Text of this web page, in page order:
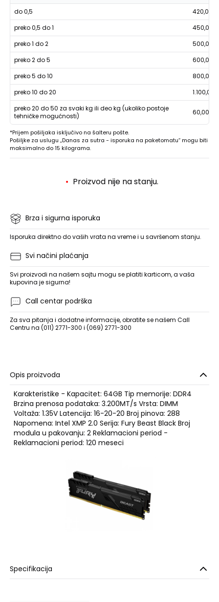
do 0,5
420,00
preko 0,5 do 1
450,00
preko 1 do 2
500,00
preko 2 do 5
600,00
preko 5 do 10
800,00
preko 10 do 20
1.100,00
preko 20 do 50 za svaki kg ili deo kg (ukoliko postoje
tehničke mogućnosti)
60,00
*Prijem pošiljaka isključivo na šalteru pošte.
Pošiljke za uslugu „Danas za sutra - isporuka na paketomatu“ mogu biti
maksimalno do 15 kilograma.
Proizvod nije na stanju.
Brza i sigurna isporuka
Isporuka direktno do vaših vrata na vreme i u savršenom stanju.
Svi načini plaćanja
Svi proizvodi na našem sajtu mogu se platiti karticom, a vaša
kupovina je sigurna!
Call centar podrška
Za sva pitanja i dodatne informacije, obratite se našem Call
Centru na (011) 2771-300 i (069) 2771-300
Opis proizvoda
Karakteristike - Kapacitet: 64GB Tip memorije: DDR4
Brzina prenosa podataka: 3.200MT/s Vrsta: DIMM
Voltaža: 1.35V Latencija: 16-20-20 Broj pinova: 288
Napomena: Intel XMP 2.0 Serija: Fury Beast Black Broj
modula u pakovanju: 2 Reklamacioni period -
Reklamacioni period: 120 meseci
Specifikacija